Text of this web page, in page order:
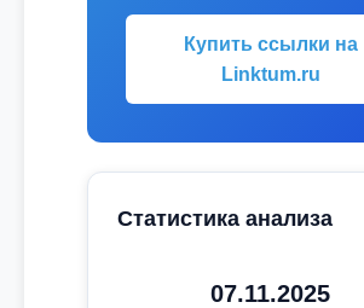
Купить ссылки на
Linktum.ru
Статистика анализа
07.11.2025